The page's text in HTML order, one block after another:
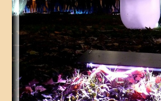
moteur de recherche
Cuisine